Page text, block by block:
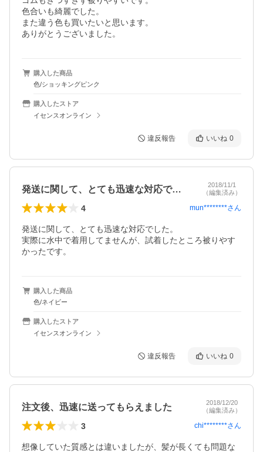
色合いも綺麗でした。
また違う色も買いたいと思います。
ありがとうございました。
購入した商品
色/ショッキングピンク
購入したストア
イセンスオンライン
違反報告 いいね 0
発送に関して、とても迅速な対応でした。…
2018/11/1
（編集済み）
4 mun********さん
発送に関して、とても迅速な対応でした。
実際に水中で着用してませんが、試着したところ被りやす
かったです。
購入した商品
色/ネイビー
購入したストア
イセンスオンライン
違反報告 いいね 0
注文後、迅速に送ってもらえました
2018/12/20
（編集済み）
3 chi********さん
想像していた質感とは違いましたが、髪が長くても問題な